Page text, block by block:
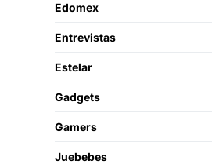
Edomex
Entrevistas
Estelar
Gadgets
Gamers
Juebebes